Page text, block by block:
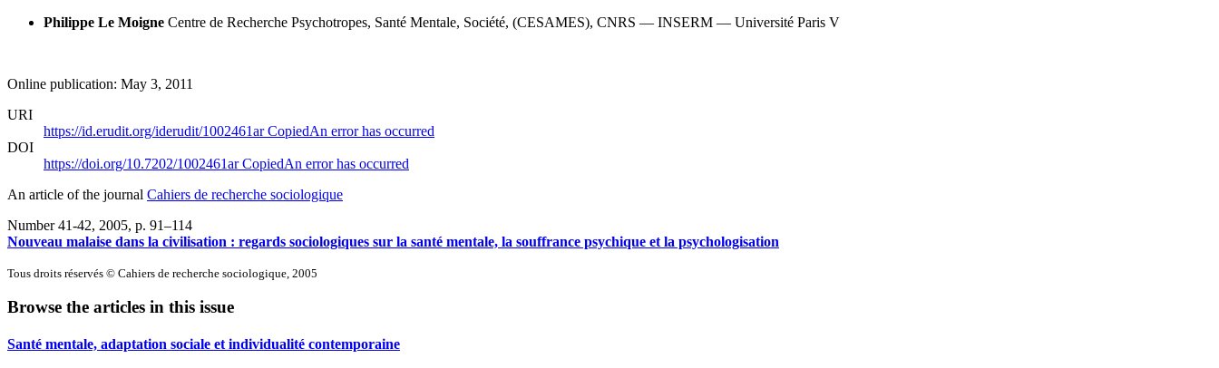
Philippe Le Moigne Centre de Recherche Psychotropes, Santé Mentale, Société, (CESAMES), CNRS — INSERM — Université Paris V
Online publication: May 3, 2011
URI
https://id.erudit.org/iderudit/1002461arCopiedAn error has occurred
DOI
https://doi.org/10.7202/1002461arCopiedAn error has occurred
An article of the journal Cahiers de recherche sociologique
Number 41-42, 2005, p. 91–114
Nouveau malaise dans la civilisation : regards sociologiques sur la santé mentale, la souffrance psychique et la psychologisation
Tous droits réservés © Cahiers de recherche sociologique, 2005
Browse the articles in this issue
Santé mentale, adaptation sociale et individualité contemporaine